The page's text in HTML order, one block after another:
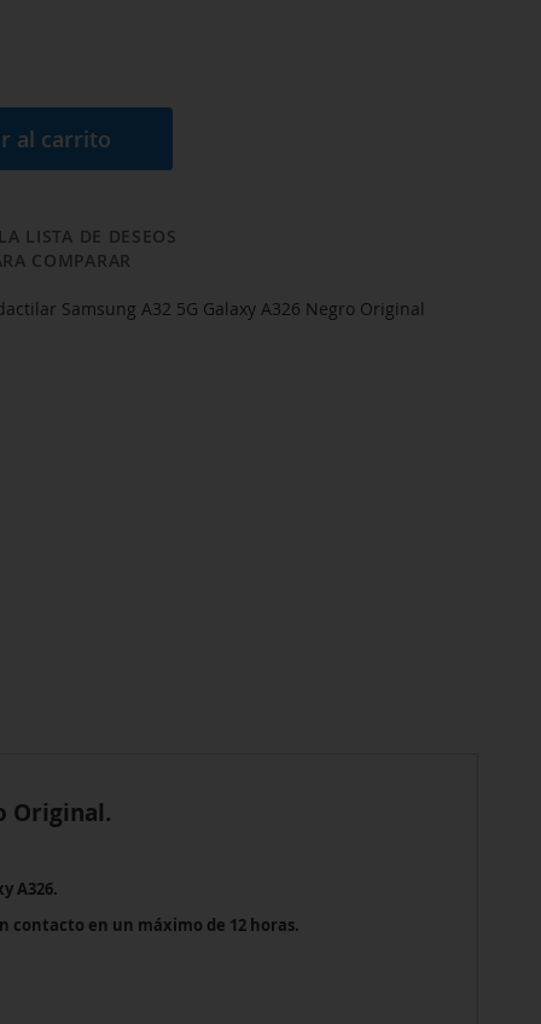
al carrito
LISTA DE DESEOS
COMPARAR
Samsung A32 5G Galaxy A326 Negro Original
Original.
A326.
contacto en un máximo de 12 horas.